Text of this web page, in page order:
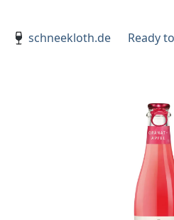
schneekloth.de
Ready
Bildergalerie überspringen